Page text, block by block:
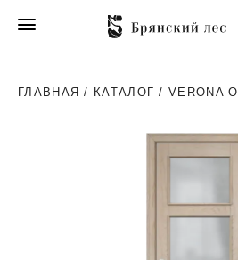
ГЛАВНАЯ / КАТАЛОГ / VERONA O